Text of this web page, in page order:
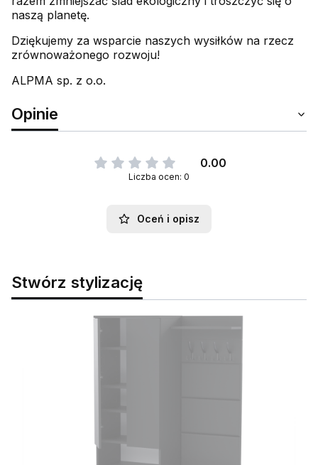
naszą planetę.
Dziękujemy za wsparcie naszych wysiłków na rzecz
zrównoważonego rozwoju!
ALPMA sp. z o.o.
Opinie
0.00
Liczba ocen: 0
Oceń i opisz
Stwórz stylizację